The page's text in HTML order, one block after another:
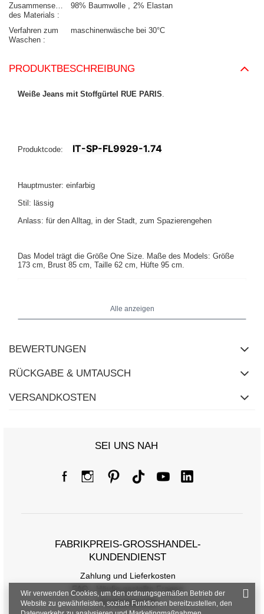
Zusammensetzung
des Materials
98% Baumwolle 2% Elastan
Verfahren zum
Waschen
maschinenwäsche bei 30°C
PRODUKTBESCHREIBUNG
Weiße Jeans mit Stoffgürtel RUE PARIS
Produktcode: IT-SP-FL9929-1.74
Hauptmuster: einfarbig
Stil: lässig
Anlass: für den Alltag, in der Stadt, zum Spazierengehen
Das Model trägt die Größe One Size. Maße des Models: Größe
173 cm, Brust 85 cm, Taille 62 cm, Hüfte 95 cm
[F] Taillenumfang
[G] Hüftumfang 102
Alle anzeigen
BEWERTUNGEN
RÜCKGABE & UMTAUSCH
VERSANDKOSTEN
SEI UNS NAH
FABRIKPREIS-GROSSHANDEL-K
UNDENDIENST
Zahlung und Lieferkosten
FAQ - Häufig gestellte Fragen
Rückgabepolitik
Wir verwenden Cookies, um den ordnungsgemäßen Betrieb der
Website zu gewährleisten, soziale Funktionen bereitzustellen, den